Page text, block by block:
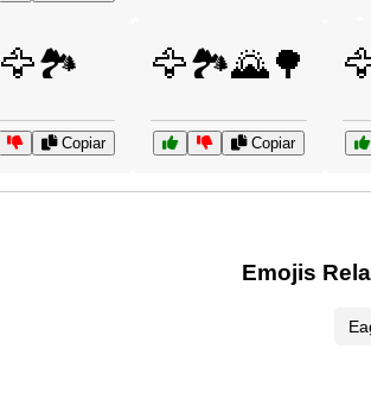
🦅🏞️
Copiar
🦅🏞️🌄🌳
Copiar
Emojis